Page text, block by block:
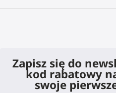
Zapisz się do
kod rabatowy
swoje